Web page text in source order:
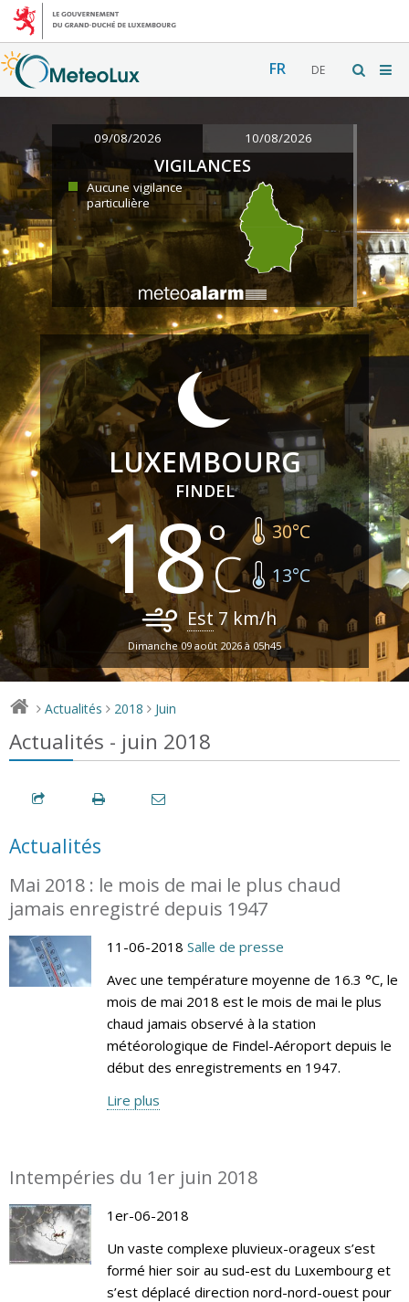
FR DE
09/08/2026 10/08/2026
VIGILANCES
Aucune vigilance
particulière
LUXEMBOURG
FINDEL
18 30°C
13°C
Est7 km/h
Dimanche 09 août 2026 à 05h45
> Actualités > 2018 > Juin
Actualités - juin 2018
Actualités
Mai 2018 : le mois de mai le plus chaud
jamais enregistré depuis 1947
11-06-2018 Salle de presse
Avec une température moyenne de 16.3 °C, le
mois de mai 2018 est le mois de mai le plus
chaud jamais observé à la station
météorologique de Findel-Aéroport depuis le
début des enregistrements en 1947.
Lire plus
Intempéries du 1er juin 2018
1er-06-2018
Un vaste complexe pluvieux-orageux s’est
formé hier soir au sud-est du Luxembourg et
s’est déplacé direction nord-nord-ouest pour